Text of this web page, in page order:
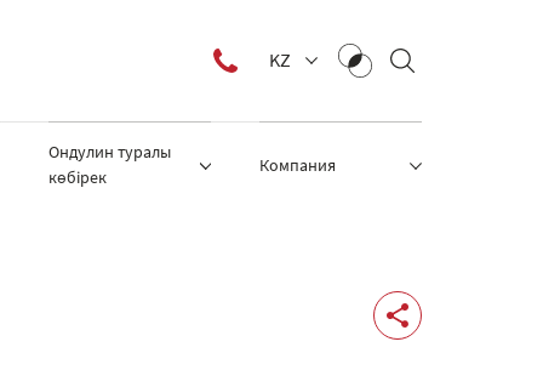
KZ
Ондулин туралы
көбірек
Компания